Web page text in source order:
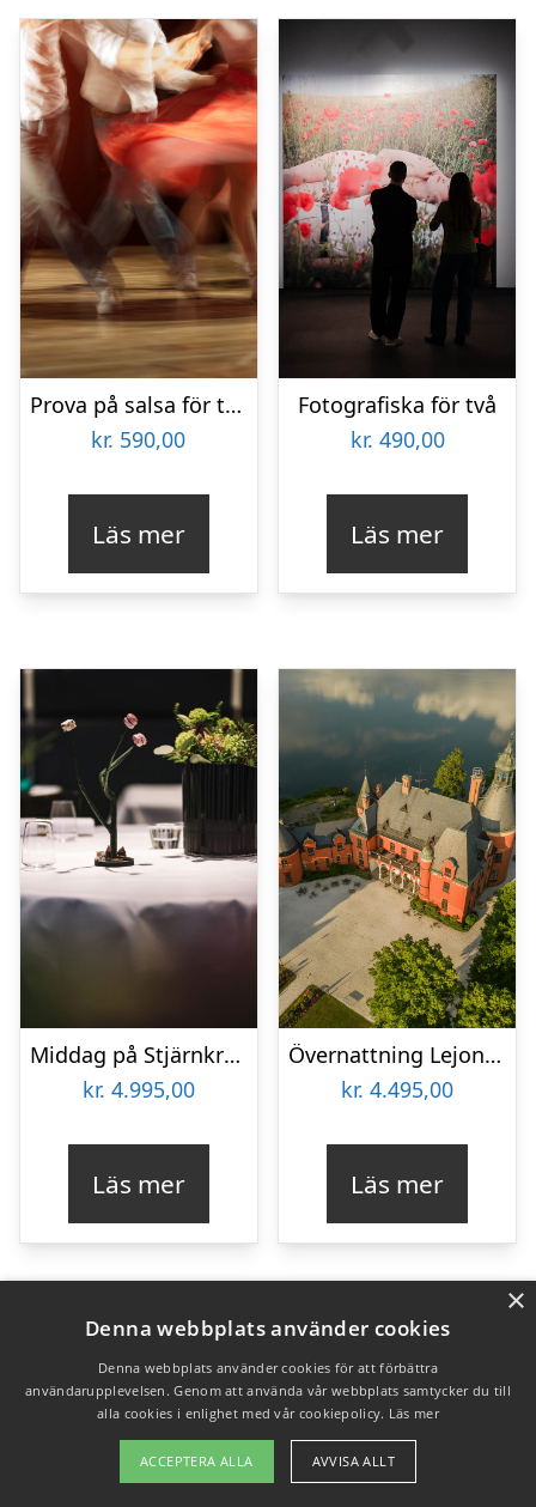
Prova på salsa för två
kr. 590,00
Läs mer
Fotografiska för två
kr. 490,00
Läs mer
Middag på Stjärnkrog PM & Vänner
kr. 4.995,00
Läs mer
Övernattning Lejondals Slott
kr. 4.495,00
Läs mer
×
Denna webbplats använder cookies
Denna webbplats använder cookies för att förbättra
användarupplevelsen. Genom att använda vår webbplats samtycker du till
alla cookies i enlighet med vår cookiepolicy. Läs mer
ACCEPTERA ALLA AVVISA ALLT